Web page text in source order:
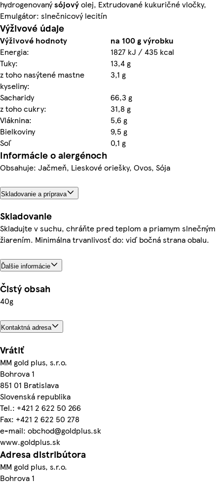
hydrogenovanýsójovýolej, Extrudované kukuričné vločky,
Emulgátor: slnečnicový lecitín
Výživové údaje
Výživové hodnoty
na 100 g výrobku
Energia:
1827 kJ / 435 kcal
Tuky:
13,4 g
z toho nasýtené mastne
kyseliny:
3,1 g
Sacharidy
66,3 g
z toho cukry:
31,8 g
Vláknina:
5,6 g
Bielkoviny
9,5 g
Soľ
0,1 g
Informácie o alergénoch
Obsahuje: Jačmeň, Lieskové oriešky, Ovos, Sója
Skladovanie a príprava
Skladovanie
Skladujte v suchu, chráňte pred teplom a priamym slnečným
žiarením. Minimálna trvanlivosť do: viď bočná strana obalu.
Ďalšie informácie
Čistý obsah
40g
Kontaktná adresa
Vrátiť
MM gold plus, s.r.o.
Bohrova 1
851 01 Bratislava
Slovenská republika
Tel.: +421 2 622 50 266
Fax: +421 2 622 50 278
e-mail: obchod@goldplus.sk
www.goldplus.sk
Adresa distribútora
MM gold plus, s.r.o.
Bohrova 1